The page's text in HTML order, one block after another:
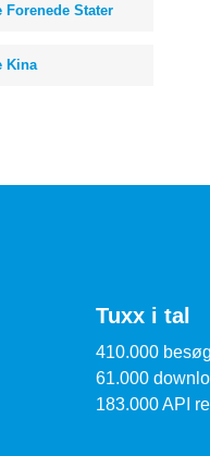
Forenede Stater
Kina
Tuxx i tal
410.000
61.000
183.000 API